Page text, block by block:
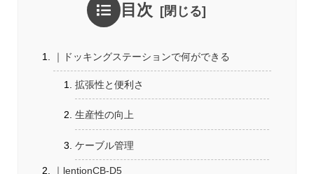
目次
｜ドッキングステーションで何ができる
拡張性と便利さ
生産性の向上
ケーブル管理
｜lentionCB-D5